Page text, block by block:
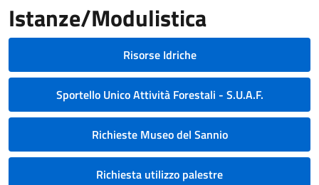
Istanze/Modulistica
Risorse Idriche
Sportello Unico Attività Forestali - S.U.A.F.
Richieste Museo del Sannio
Richiesta utilizzo palestre